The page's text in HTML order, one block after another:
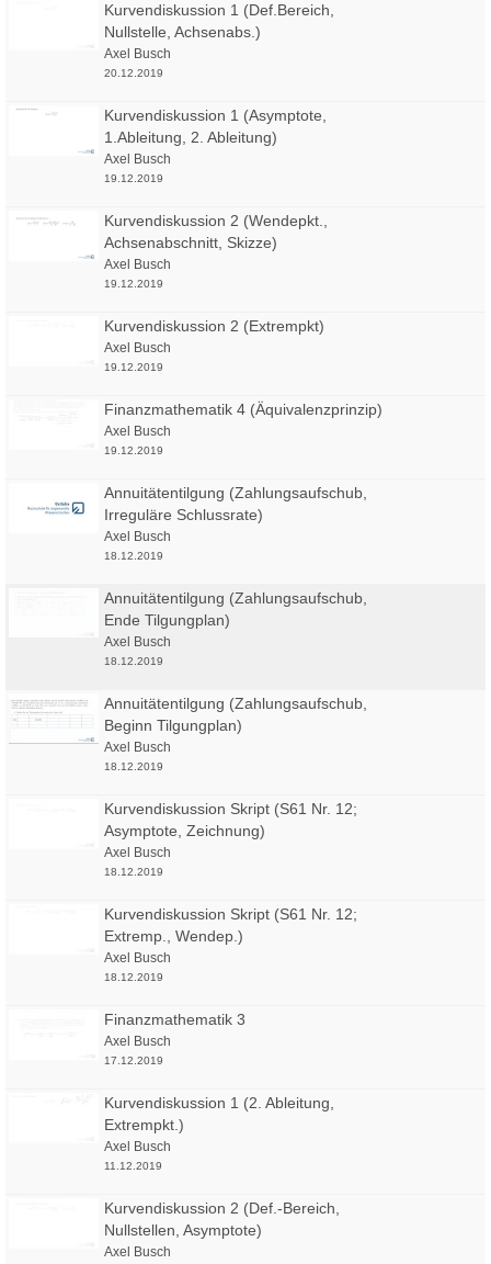
Kurvendiskussion 1 (Def.Bereich,
Nullstelle, Achsenabs.)
Axel Busch
20.12.2019
Kurvendiskussion 1 (Asymptote,
1.Ableitung, 2. Ableitung)
Axel Busch
19.12.2019
Kurvendiskussion 2 (Wendepkt.,
Achsenabschnitt, Skizze)
Axel Busch
19.12.2019
Kurvendiskussion 2 (Extrempkt)
Axel Busch
19.12.2019
Finanzmathematik 4 (Äquivalenzprinzip)
Axel Busch
19.12.2019
Annuitätentilgung (Zahlungsaufschub,
Irreguläre Schlussrate)
Axel Busch
18.12.2019
Annuitätentilgung (Zahlungsaufschub,
Ende Tilgungplan)
Axel Busch
18.12.2019
Annuitätentilgung (Zahlungsaufschub,
Beginn Tilgungplan)
Axel Busch
18.12.2019
Kurvendiskussion Skript (S61 Nr. 12;
Asymptote, Zeichnung)
Axel Busch
18.12.2019
Kurvendiskussion Skript (S61 Nr. 12;
Extremp., Wendep.)
Axel Busch
18.12.2019
Finanzmathematik 3
Axel Busch
17.12.2019
Kurvendiskussion 1 (2. Ableitung,
Extrempkt.)
Axel Busch
11.12.2019
Kurvendiskussion 2 (Def.-Bereich,
Nullstellen, Asymptote)
Axel Busch